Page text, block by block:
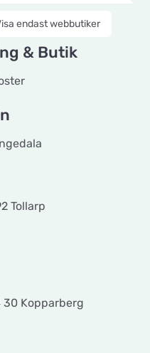
Titta på kartan
Titta på kartan
endast webbutiker
& Butik
Tollarp
30 Kopparberg